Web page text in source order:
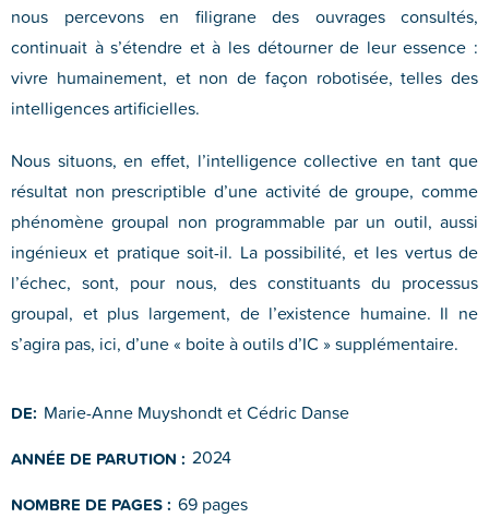
nous percevons en filigrane des ouvrages consultés,
continuait à s’étendre et à les détourner de leur essence :
vivre humainement, et non de façon robotisée, telles des
intelligences artificielles.
Nous situons, en effet, l’intelligence collective en tant que
résultat non prescriptible d’une activité de groupe, comme
phénomène groupal non programmable par un outil, aussi
ingénieux et pratique soit-il. La possibilité, et les vertus de
l’échec, sont, pour nous, des constituants du processus
groupal, et plus largement, de l’existence humaine. Il ne
s’agira pas, ici, d’une « boite à outils d’IC » supplémentaire.
DE: Marie-Anne Muyshondt et Cédric Danse
ANNÉE DE PARUTION : 2024
NOMBRE DE PAGES : 69 pages